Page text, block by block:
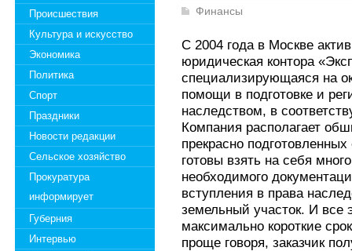
Происшествия
Культура и искусство
Экономика
Политика
Спорт
Праздники
Новости редакции
Сельское хозяйство
Прокуратура
информирует
Губерния
Интервью
Финансы
С 2004 года в Москве
юридическая контора
специализирующаяся на
помощи в подготовке и
наследством, в
Компания располагает
прекрасно
готовы взять на себя
необходимого
вступления в права
земельный участок. И все
максимально короткие
проще говоря, заказчик